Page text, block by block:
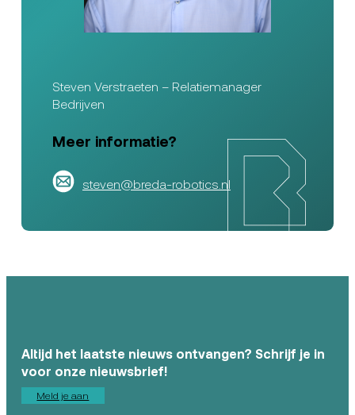
Steven Verstraeten – Relatiemanager
Bedrijven
Meer informatie?
steven@breda-robotics.nl
Altijd het laatste nieuws ontvangen? Schrijf je in
voor onze nieuwsbrief!
Meld je aan